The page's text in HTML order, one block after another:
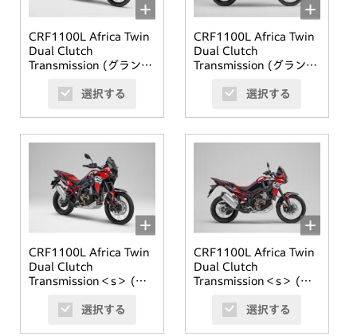
CRF1100L Africa Twin
Dual Clutch
Transmission (グランプ
選択する
CRF1100L Africa Twin
Dual Clutch
Transmission (グランプ
選択する
CRF1100L Africa Twin
Dual Clutch
Transmission＜s＞ (グ
選択する
CRF1100L Africa Twin
Dual Clutch
Transmission＜s＞ (グ
選択する